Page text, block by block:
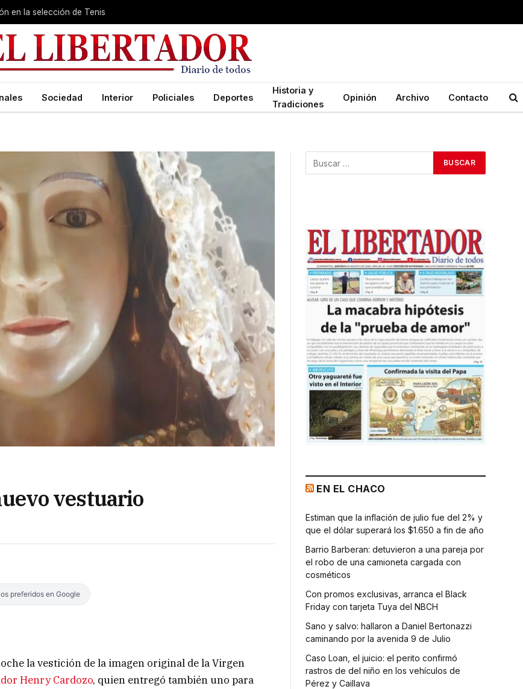
en la selección de Tenis
Sociedad Interior Policiales Deportes
Historia y
Tradiciones
Opinión Archivo Contacto
vestuario
preferidos en Google
la vestición de la imagen original de la Virgen
Henry Cardozo, quien entregó también uno para
EN EL CHACO
Estiman que la inflación de julio fue del 2% y
que el dólar superará los $1.650 a fin de año
Barrio Barberan: detuvieron a una pareja por
el robo de una camioneta cargada con
cosméticos
Con promos exclusivas, arranca el Black
Friday con tarjeta Tuya del NBCH
Sano y salvo: hallaron a Daniel Bertonazzi
caminando por la avenida 9 de Julio
Caso Loan, el juicio: el perito confirmó
rastros de del niño en los vehículos de
Pérez y Caillava